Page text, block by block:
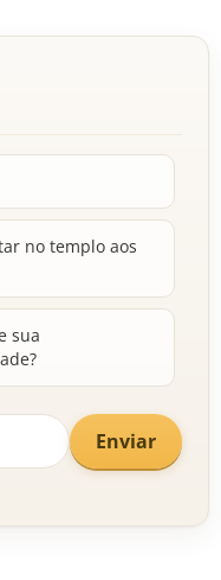
no templo aos
sua
Enviar